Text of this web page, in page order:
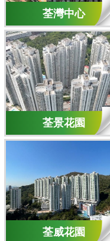
荃灣中心
荃景花園
荃威花園